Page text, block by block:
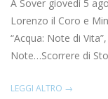
08-
04
A Sover giovedì 5
Lorenzo il Coro e
“Acqua: Note di
Note…Scorrere di
LEGGI ALTRO →